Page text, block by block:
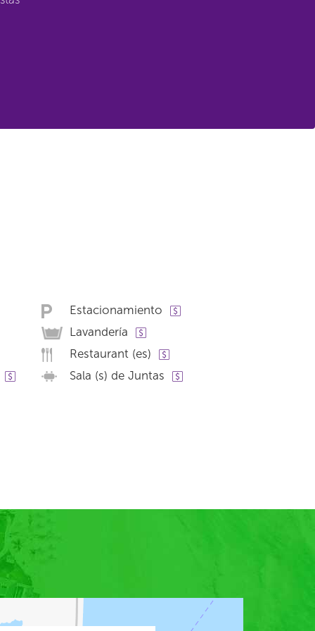
Estacionamiento
Lavandería
Restaurant (es)
Sala (s) de Juntas